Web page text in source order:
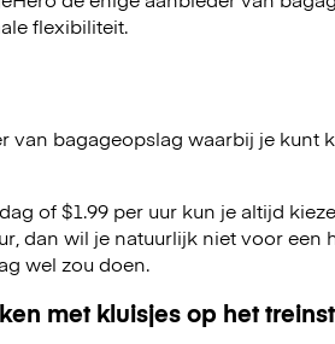
flexibiliteit.
van bagageopslag waarbij je kunt
of $1.99 per uur kun je altijd
dan wil je natuurlijk niet voor een
wel zou doen.
met kluisjes op het